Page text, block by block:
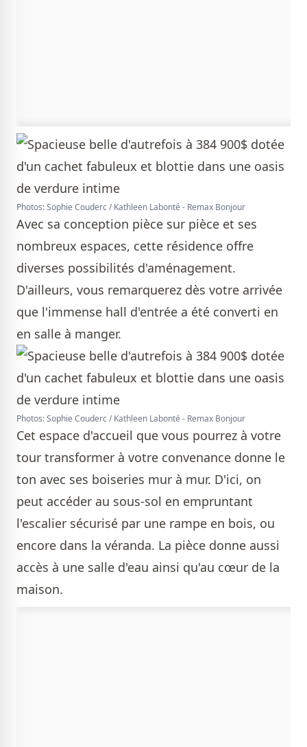
Photos: Sophie Couderc / Kathleen Labonté - Remax Bonjour
Avec sa conception pièce sur pièce et ses
nombreux espaces, cette résidence offre
diverses possibilités d'aménagement.
D'ailleurs, vous remarquerez dès votre arrivée
que l'immense hall d'entrée a été converti en
en salle à manger.
Photos: Sophie Couderc / Kathleen Labonté - Remax Bonjour
Cet espace d'accueil que vous pourrez à votre
tour transformer à votre convenance donne le
ton avec ses boiseries mur à mur. D'ici, on
peut accéder au sous-sol en empruntant
l'escalier sécurisé par une rampe en bois, ou
encore dans la véranda. La pièce donne aussi
accès à une salle d'eau ainsi qu'au cœur de la
maison.